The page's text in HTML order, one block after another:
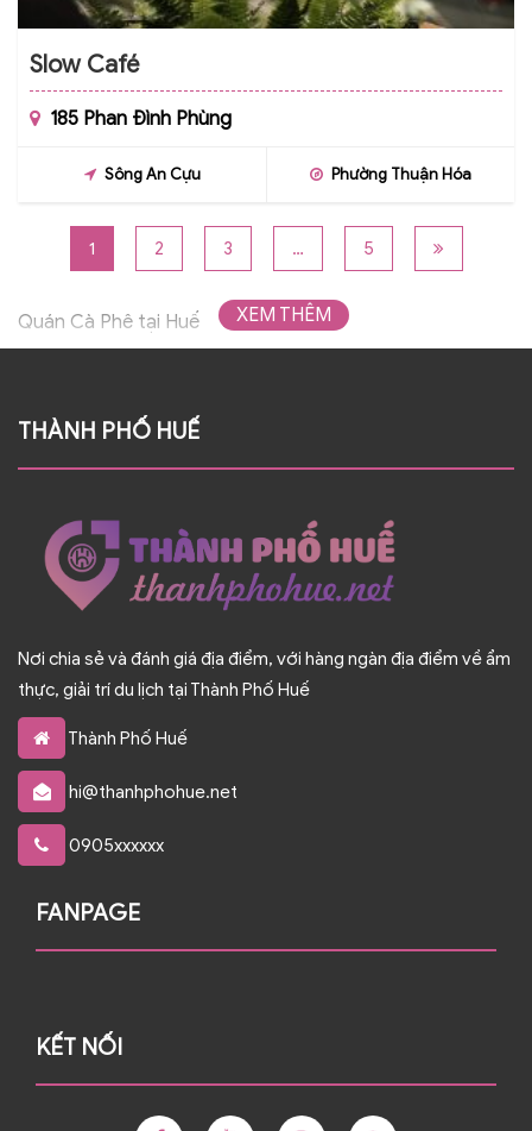
Slow Café
185 Phan Đình Phùng
Sông An Cựu Phường Thuận Hóa
1 2 3 … 5
Quán Cà Phê tại Huế XEM THÊM
THÀNH PHỐ HUẾ
Nơi chia sẻ và đánh giá địa điểm, với hàng ngàn địa điểm về ẩm
thực, giải trí du lịch tại Thành Phố Huế
Thành Phố Huế
hi@thanhphohue.net
0905xxxxxx
FANPAGE
KẾT NỐI